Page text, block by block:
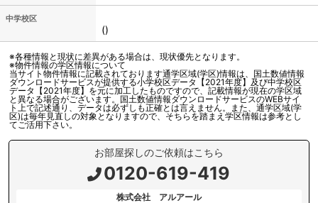
中学校区
()
※各種情報と現状に差異がある場合は、現状優先となります。
※物件情報の学区情報について
当サイト物件情報に記載されております通学区域(学区)情報は、国土数値情報
ダウンロードサービスが提供する小学校区データ【2021年度】及び中学校区
データ【2021年度】を元に加工したものですので、記載情報が現在の学区域
と異なる場合がございます。国土数値情報ダウンロードサービスのWEBサイ
ト上で記述通り、データは必ずしも正確とは言えません。また、通学区域(学
区)は毎年見直しの対象となりますので、そちらを踏まえ学区情報は参考とし
てご活用下さい。
お部屋探しのご依頼はこちら
0120-619-419
株式会社 アルアール